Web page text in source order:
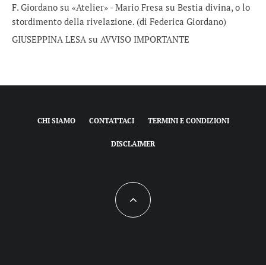
F. Giordano su «Atelier» - Mario Fresa su Bestia divina, o lo
stordimento della rivelazione. (di Federica Giordano)
GIUSEPPINA LESAsu AVVISO IMPORTANTE
CHI SIAMO CONTATTACI TERMINI E CONDIZIONI
DISCLAIMER